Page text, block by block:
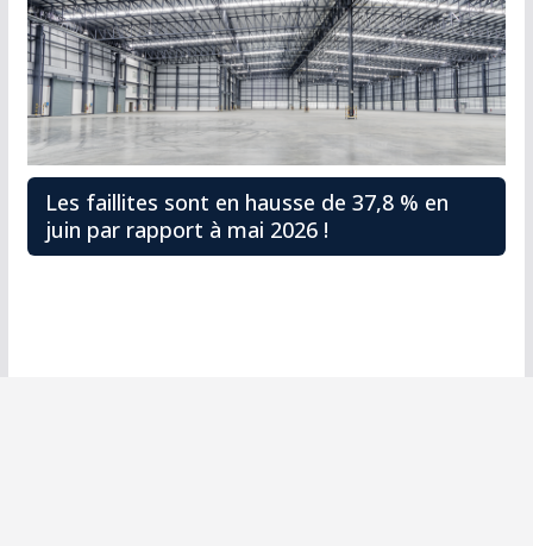
Les faillites sont en hausse de 37,8 % en
juin par rapport à mai 2026 !